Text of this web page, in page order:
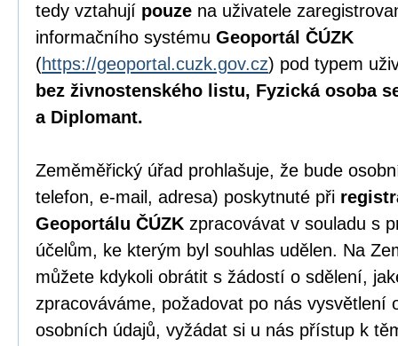
tedy vztahují pouze na uživatele
informačního systému Geoportál ČÚZK
(https://geoportal.cuzk.gov.cz) pod typem
bez živnostenského listu, Fyzická osoba
a Diplomant.
Zeměměřický úřad prohlašuje, že bude
telefon, e-mail, adresa) poskytnuté při
Geoportálu ČÚZK zpracovávat v souladu s
účelům, ke kterým byl souhlas udělen. Na
můžete kdykoli obrátit s žádostí o sdělení,
zpracováváme, požadovat po nás vysvětlení
osobních údajů, vyžádat si u nás přístup k